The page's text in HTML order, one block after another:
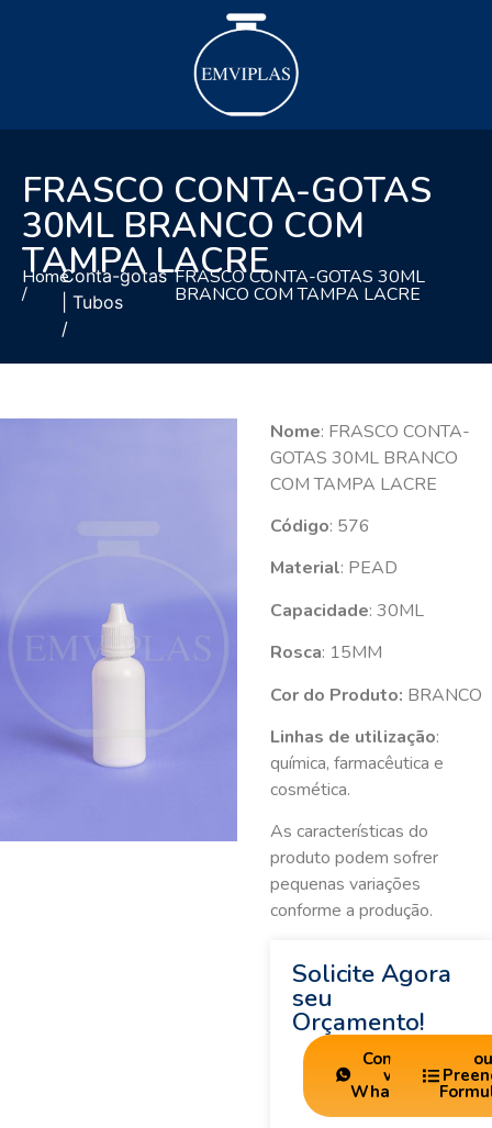
FRASCO CONTA-GOTAS
30ML BRANCO COM
TAMPA LACRE
Home
/
Conta-gotas
| Tubos
/
FRASCO CONTA-GOTAS 30ML
BRANCO COM TAMPA LACRE
Nome: FRASCO CONTA-
GOTAS 30ML BRANCO
COM TAMPA LACRE
Código: 576
Material: PEAD
Capacidade: 30ML
Rosca: 15MM
Cor do Produto: BRANCO
Linhas de utilização:
química, farmacêutica e
cosmética.
As características do
produto podem sofrer
pequenas variações
conforme a produção.
Solicite Agora
seu
Orçamento!
Contato
via
WhatsApp